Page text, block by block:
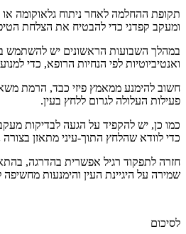
תקופת ההחלמה לאחר ניתוח גלאוקומה או
ומעקב קפדני כדי להבטיח את הצלחת
במהלך השבועות הראשונים יש להשתמש
ואנטיביוטיות לפי הנחיות הרופא, כדי
חשוב להימנע ממאמץ פיזי כבד, הרמת
פעילות העלולה לגרום ללחץ בעין.
כמו כן, יש להקפיד על הגעה לבדיקות
כדי לוודא שהלחץ התוך-עיני מתאזן בצורה
חזרה לתפקוד רגיל אפשרית בהדרגה,
שמירה על היגיינת העין והימנעות מחשיפה
לסיכום